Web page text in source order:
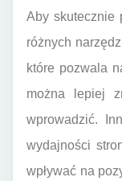
Aby skutecznie
różnych
które pozwala
można lepiej
wprowadzić.
wydajności
wpływać na